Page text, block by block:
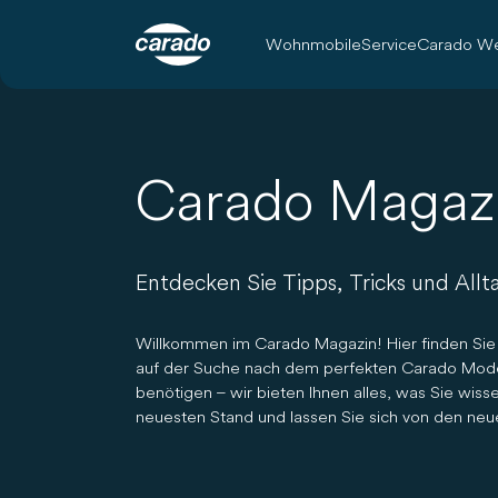
WohnmobileServiceCarado
Carado
Entdecken Sie Tipps, Tricks und
Willkommen im Carado Magazin! Hier finden
auf der Suche nach dem perfekten Carado
benötigen – wir bieten Ihnen alles, was Sie
neuesten Stand und lassen Sie sich von den